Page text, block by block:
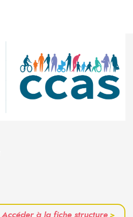
Accéder à la fiche structure>